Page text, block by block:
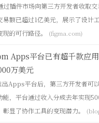
过插件市场向第三方开发者收取
易额已超过1亿美元，展示了设计
的可行路径。
(figma.com)
Apps平台已有超千款应
万美元
Apps平台后，第三方开发者可
能，平台通过收入分成去年实现
彰显了协作工具的变现潜力。